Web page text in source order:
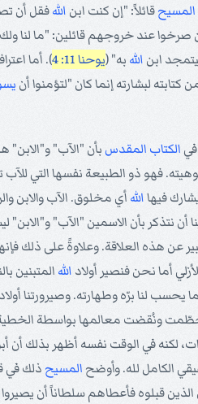
المسيحقائلاً: "إن كنت ابن اللهفقل أن
صرخوا عند خروجهم قائلين: "ما لنا ولك
ابن الله به" (يوحنا 11: 4 ). أما
لبشارته إنما كان "لتؤمنوا أن
الكتاب المقدس بأن "الآب" و"الابن"
فهو ذو الطبيعة نفسها التي
فيهاالله أي مخلوق. الآب والابن
نتذكر بأن الاسمين "الآب" و"الابن"
عن هذه العلاقة. وعلاوةً على ذلك
أما نحن فنصير أولاد الله المتبنين
لنا برّه وطهارته. وصيرورتنا
ونُقضت معالمها بواسطة
لكنه في الوقت نفسه أظهر بذلك أن
الكامل لله. وأوضح المسيحذلك في
قبلوه فأعطاهم سلطاناً أن يصيروا